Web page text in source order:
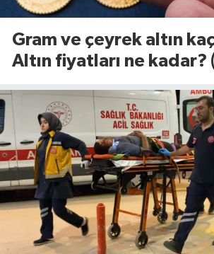
Gram ve çeyrek altın
Altın fiyatları ne kadar?